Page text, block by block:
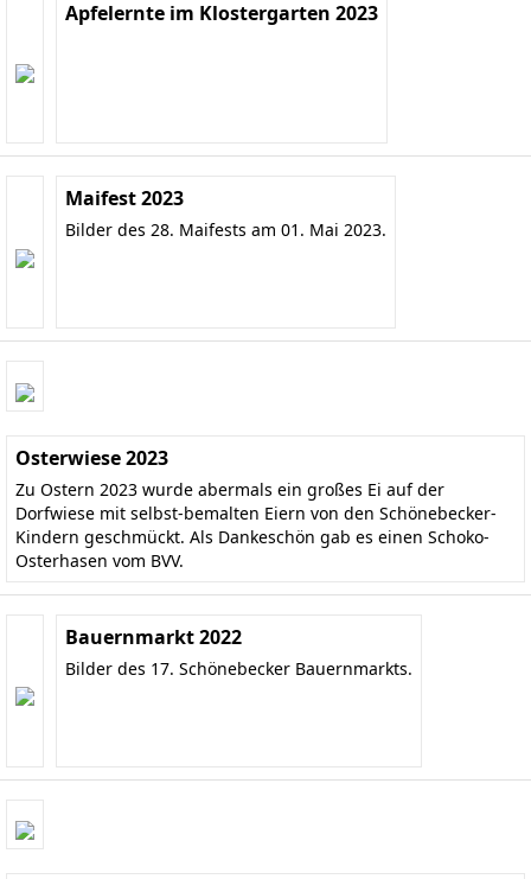
Apfelernte im Klostergarten 2023
Maifest 2023
Bilder des 28. Maifests am 01. Mai 2023.
Osterwiese 2023
Zu Ostern 2023 wurde abermals ein großes Ei auf der
Dorfwiese mit selbst-bemalten Eiern von den Schönebecker-
Kindern geschmückt. Als Dankeschön gab es einen Schoko-
Osterhasen vom BVV.
Bauernmarkt 2022
Bilder des 17. Schönebecker Bauernmarkts.